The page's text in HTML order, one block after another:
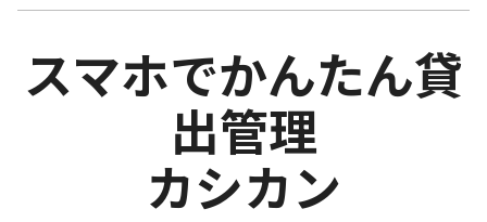
スマホでかんたん貸
出管理
カシカン